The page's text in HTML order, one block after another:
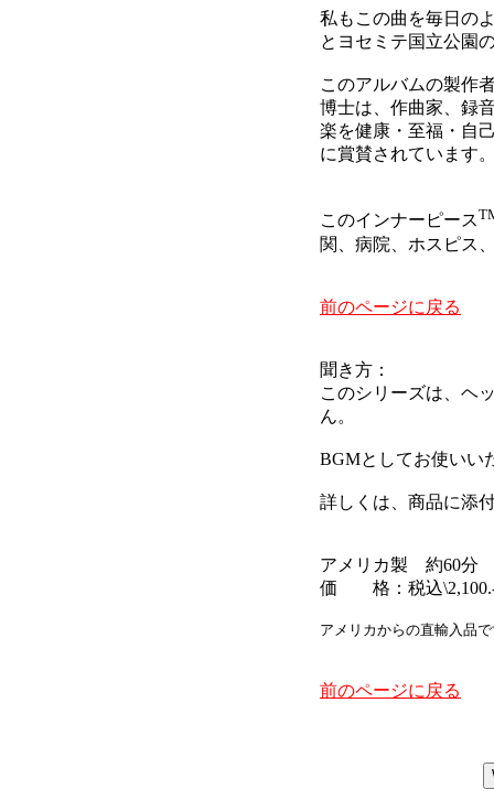
私もこの曲を毎日の
とヨセミテ国立公園
このアルバムの製作
博士は、作曲家、録
楽を健康・至福・自
に賞賛されています
このインナーピース
関、病院、ホスピス
前のページに戻る
聞き方：
このシリーズは、ヘ
ん。
BGMとしてお使いい
詳しくは、商品に添
アメリカ製 約60分
価 格：税込
アメリカからの直輸入品
前のページに戻る